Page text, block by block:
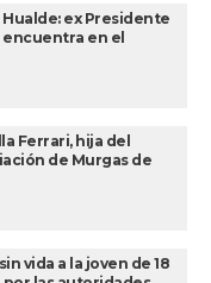
ex Presidente
encuentra en el
Ferrari, hija del
de Murgas de
vida a la joven de 18